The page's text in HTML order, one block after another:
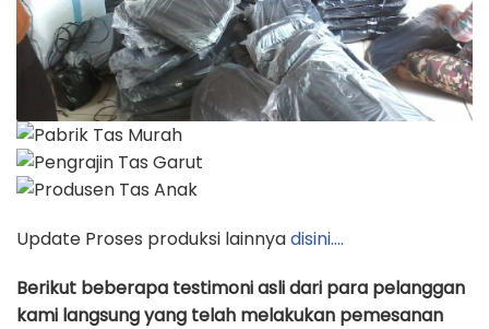
Update Proses produksi lainnyadisini….
Berikut beberapa testimoni asli dari para pelanggan
kami langsung yang telah melakukan pemesanan